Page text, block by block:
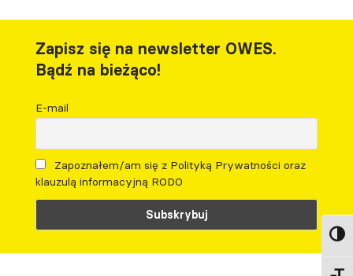
Zapisz się na newsletter OWES.
Bądź na bieżąco!
E-mail
Zapoznałem/am się z Polityką Prywatności oraz
klauzulą informacyjną RODO